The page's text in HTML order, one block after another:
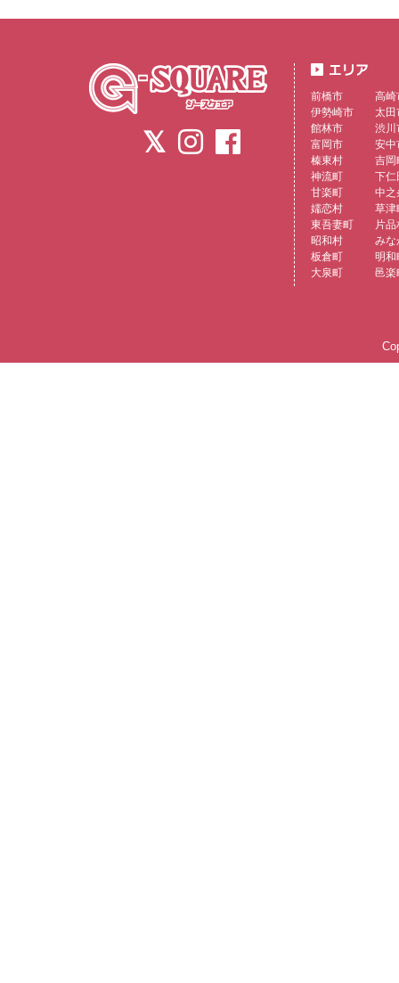
前橋市
高崎
伊勢崎市
太田
館林市
渋川
富岡市
安中
榛東村
吉岡
神流町
下仁
甘楽町
中之
嬬恋村
草津
東吾妻町
片品
昭和村
みな
板倉町
明和
大泉町
邑楽